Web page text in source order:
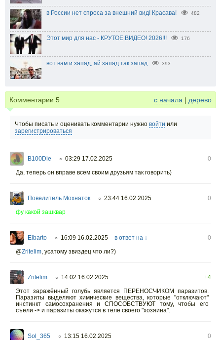
в России нет спроса за внешний вид! Красава! 482
Этот мир для нас - КРУТОЕ ВИДЕО! 2026!!! 176
вот вам и запад, ай запад так запад 393
Комментарии 5 с начала | дерево
Чтобы писать и оценивать комментарии нужно войти или
зарегистрироваться
B100Die ○ 03:29 17.02.2025
0
Да, теперь он вправе всем своим друзьям так говорить)
Повелитель Мохнаток ○ 23:44 16.02.2025
0
фу какой зашквар
Elbarto ○ 16:09 16.02.2025 в ответ на ↓
0
@Zritelim усатому звиздец что ли?)
Zritelim ○ 14:02 16.02.2025
+4
Этот заражённый голубь является ПЕРЕНОСЧИКОМ паразитов.
Паразиты выделяют химические вещества, которые "отключают"
инстинкт самосохранения и СПОСОБСТВУЮТ тому, чтобы его
съели -> и паразиты окажутся в теле своего "хозяина".
Sol_365 ○ 13:15 16.02.2025
0